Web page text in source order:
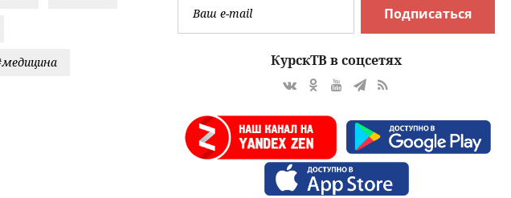
Подписаться
КурскТВ в соцсетях